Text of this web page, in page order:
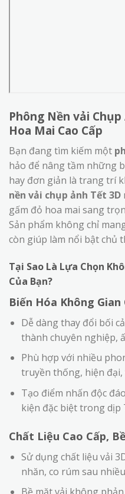
Phông Nền vải
Hoa Mai Cao Cấp
Bạn đang tìm kiếm một
hảo để nâng tầm những
hay đơn giản là trang trí
nền vải chụp ảnh Tết 3D
gấm đỏ hoa mai sang
Sản phẩm không chỉ
còn giúp làm nổi bật chủ
Tại Sao Là Lựa Chọn
Của Bạn?
Biến Hóa Không
Dễ dàng thay đổi bối
thành chuyên nghiệp,
Phù hợp với nhiều
truyền thống, hiện
Tạo điểm nhấn độc
kiện đặc biệt trong dịp
Chất Liệu Cao Cấp,
Sử dụng chất liệu vải
nhăn, co rúm sau